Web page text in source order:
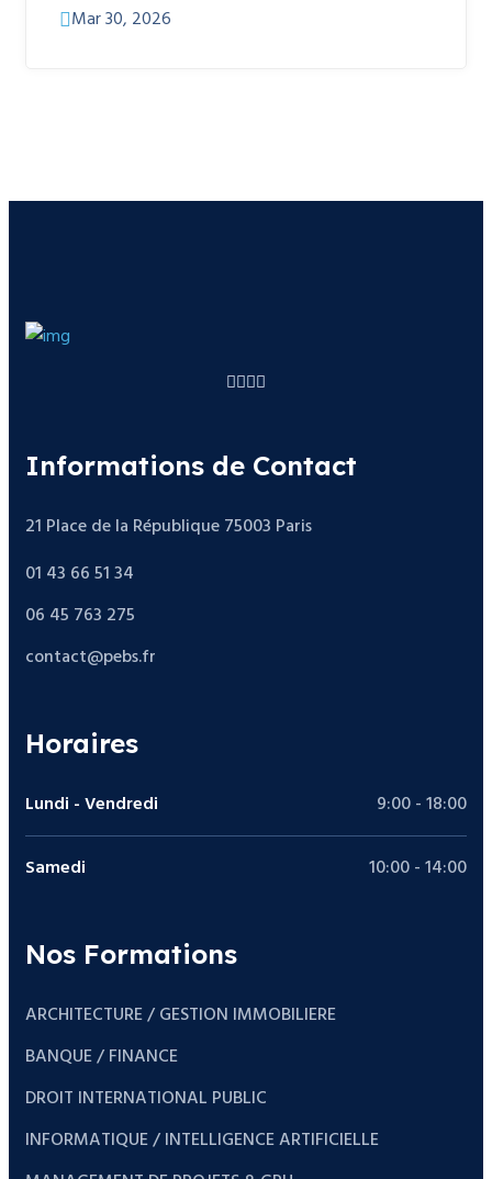
Mar 30, 2026
Informations de Contact
21 Place de la République 75003 Paris
01 43 66 51 34
06 45 763 275
contact@pebs.fr
Horaires
Lundi - Vendredi 9:00 - 18:00
Samedi 10:00 - 14:00
Nos Formations
ARCHITECTURE / GESTION IMMOBILIERE
BANQUE / FINANCE
DROIT INTERNATIONAL PUBLIC
INFORMATIQUE / INTELLIGENCE ARTIFICIELLE